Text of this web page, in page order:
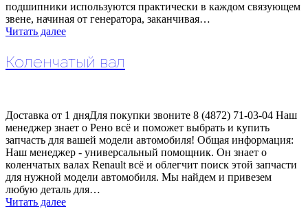
подшипники используются практически в каждом связующем
звене, начиная от генератора, заканчивая…
Читать далее
Коленчатый вал
Доставка от 1 дняДля покупки звоните 8 (4872) 71-03-04 Наш
менеджер знает о Рено всё и поможет выбрать и купить
запчасть для вашей модели автомобиля! Общая информация:
Наш менеджер - универсальный помощник. Он знает о
коленчатых валах Renault всё и облегчит поиск этой запчасти
для нужной модели автомобиля. Мы найдем и привезем
любую деталь для…
Читать далее